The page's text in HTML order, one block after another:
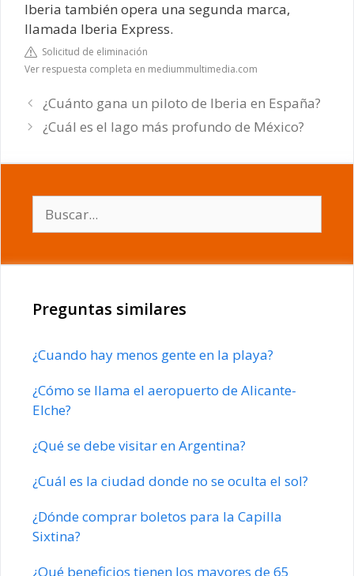
Iberia también opera una segunda marca,
llamada Iberia Express.
Solicitud de eliminación
Ver respuesta completa en mediummultimedia.com
¿Cuánto gana un piloto de Iberia en España?
¿Cuál es el lago más profundo de México?
Preguntas similares
¿Cuando hay menos gente en la playa?
¿Cómo se llama el aeropuerto de Alicante-
Elche?
¿Qué se debe visitar en Argentina?
¿Cuál es la ciudad donde no se oculta el sol?
¿Dónde comprar boletos para la Capilla
Sixtina?
¿Qué beneficios tienen los mayores de 65